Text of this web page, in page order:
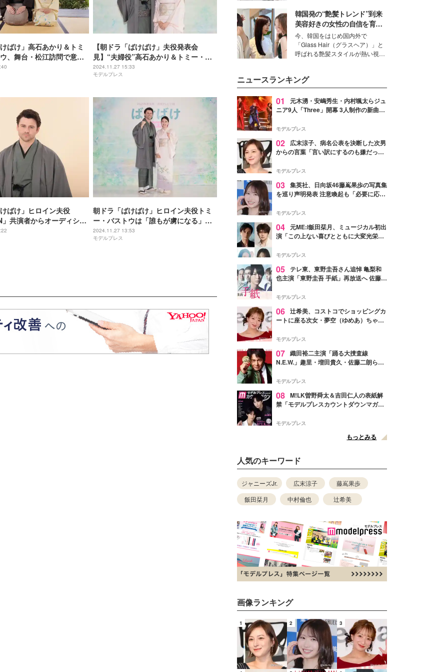
ばけ」高石あかり＆トミ
、舞台・松江訪問で意気
もっと大好きになりた
【朝ドラ「ばけばけ」夫役発表会
見】“夫婦役”高石あかり＆トミー・バ
ストウ、揃って直筆美文字のボード作
成 ヒロイン会見でもメッセージ配布し
2024.11.27 15:33
モデルプレス
ばけ」ヒロイン夫役
」共演者からオーディショ
教えてくれなかったら絶
朝ドラ「ばけばけ」ヒロイン夫役トミ
ー・バストウは「誰もが虜になる」高
石あかり・制作統括ら絶賛
2024.11.27 13:53
モデルプレス
取締役兼クリエイティブディレク
ター・茅野しのぶ。一人ひとりの
個性に寄り添い、魅力を引き出す
衣装作りは、多くの女性たちに勇
気と自信を与え続けている。
韓国発の“艶髪トレンド”到来
美容好きの女性の自信を育む
「ヘアケア事情」って？
今、韓国をはじめ国内外で
「Glass Hair（グラスヘア）」と
呼ばれる艶髪スタイルが熱い視線
して、“髪そのものの美しさ”に改
めて注目する人が増えている様
子。今回は、そんな憧れの艶やか
な髪を日常で叶える、美容好きの
ます。
ニュースランキング
01
元木湧・安嶋秀生・内村颯太らジュ
ニア9人「Three」開幕 3人制作の新曲＆
進んで夢を掴みたい」【ゲネプロレポ】
モデルプレス
02
広末涼子、病名公表を決断した次男
からの言葉「言い訳にするのも嫌だっ
モデルプレス
03 集英社、日向坂46藤嶌果歩の写真集
を巡り声明発表 注意喚起も「必要に応じ
モデルプレス
04 元ME:I飯田栞月、ミュージカル初出
演「この上ない喜びとともに大変光栄」
ャスト発表
モデルプレス
05 テレ東、東野圭吾さん追悼 亀梨和
也主演「東野圭吾 手紙」再放送へ 佐藤隆
モデルプレス
06 辻希美、コストコでショッピングカ
ートに座る次女・夢空（ゆめあ）ちゃん
ぎ」「成長を感じる」の声
モデルプレス
07 織田裕二主演「踊る大捜査線
N.E.W.」趣里・増田貴久・佐藤二朗ら新
徴する“謎のキーワード”も
モデルプレス
08 M!LK曽野舜太＆吉田仁人の表紙解
禁「モデルプレスカウントダウンマガジ
モデルプレス
もっとみる
人気のキーワード
ジャニーズJr. 広末涼子
藤嶌果歩
飯田栞月
中村倫也 辻希美
画像ランキング
1 2 3